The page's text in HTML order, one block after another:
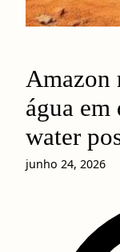
Amazon
água em
water
junho 24, 2026